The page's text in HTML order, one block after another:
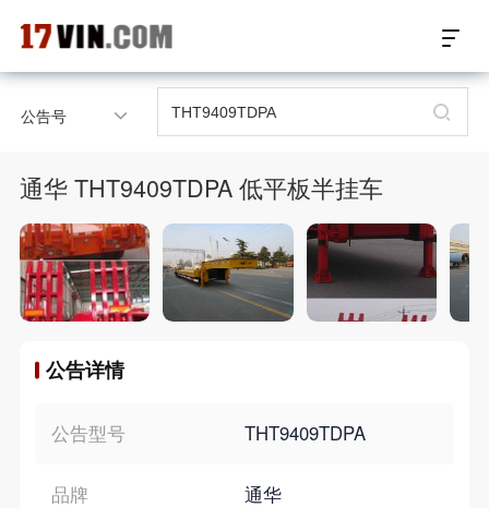
17VIN车架号查询首页
汽配产品车型适配
汽配产品电子目录
微信群智能客服
个性化私人定制
公告号
通华 THT9409TDPA 低平板半挂车
公告详情
公告型号 THT9409TDPA
品牌 通华